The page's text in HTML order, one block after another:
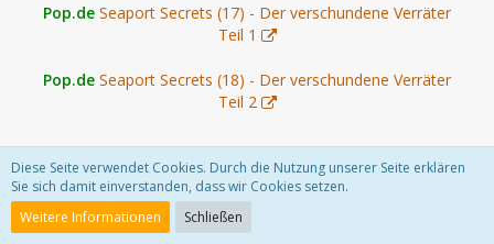
Pop.de Seaport Secrets (17) - Der verschundene Verräter
Teil 1
Pop.de Seaport Secrets (18) - Der verschundene Verräter
Teil 2
Download only
Diese Seite verwendet Cookies. Durch die Nutzung unserer Seite erklären
Sie sich damit einverstanden, dass wir Cookies setzen.
Weitere Informationen
Schließen